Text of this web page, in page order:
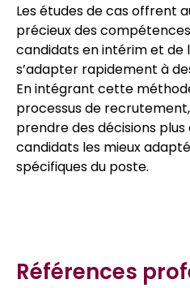
Les études de cas offrent
précieux des
candidats en intérim et de
s’adapter rapidement à
En intégrant cette
processus de
prendre des décisions
candidats les mieux
spécifiques du poste.
Références